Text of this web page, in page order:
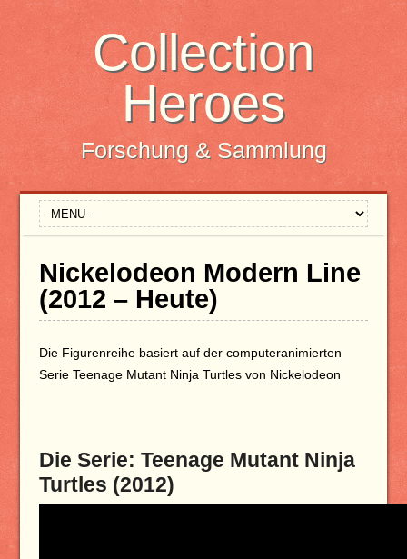
Collection
Heroes
Forschung & Sammlung
Nickelodeon Modern Line
(2012 – Heute)
Die Figurenreihe basiert auf der computeranimierten
Serie Teenage Mutant Ninja Turtles von Nickelodeon
Die Serie: Teenage Mutant Ninja
Turtles (2012)